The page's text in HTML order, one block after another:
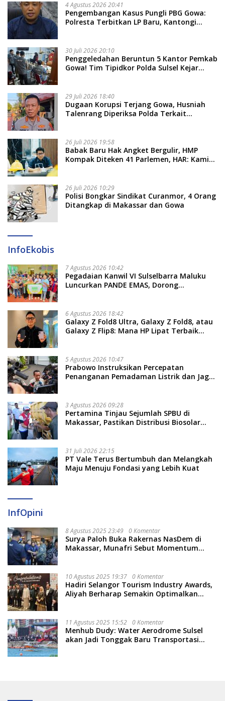
4 Agustus 2026 20:41
Pengembangan Kasus Pungli PBG Gowa:
Polresta Terbitkan LP Baru, Kantongi
30 Juli 2026 20:10
Penggeledahan Beruntun 5 Kantor Pemkab
Gowa! Tim Tipidkor Polda Sulsel Kejar
29 Juli 2026 18:40
Dugaan Korupsi Terjang Gowa, Husniah
Talenrang Diperiksa Polda Terkait
26 Juli 2026 19:58
​Babak Baru Hak Angket Bergulir, HMP
Kompak Diteken 41 Parlemen, HAR: Kami
26 Juli 2026 10:29
Polisi Bongkar Sindikat Curanmor, 4 Orang
Ditangkap di Makassar dan Gowa
InfoEkobis
7 Agustus 2026 10:42
Pegadaian Kanwil VI Sulselbarra Maluku
Luncurkan PANDE EMAS, Dorong
6 Agustus 2026 18:42
Galaxy Z Fold8 Ultra, Galaxy Z Fold8, atau
Galaxy Z Flip8: Mana HP Lipat Terbaik
5 Agustus 2026 10:47
Prabowo Instruksikan Percepatan
Penanganan Pemadaman Listrik dan Jaga
3 Agustus 2026 09:28
Pertamina Tinjau Sejumlah SPBU di
Makassar, Pastikan Distribusi Biosolar
31 Juli 2026 22:15
PT Vale Terus Bertumbuh dan Melangkah
Maju Menuju Fondasi yang Lebih Kuat
InfOpini
8 Agustus 2025 23:49 0 Komentar
Surya Paloh Buka Rakernas NasDem di
Makassar, Munafri Sebut Momentum
10 Agustus 2025 19:37 0 Komentar
Hadiri Selangor Tourism Industry Awards,
Aliyah Berharap Semakin Optimalkan
11 Agustus 2025 15:52 0 Komentar
Menhub Dudy: Water Aerodrome Sulsel
akan Jadi Tonggak Baru Transportasi